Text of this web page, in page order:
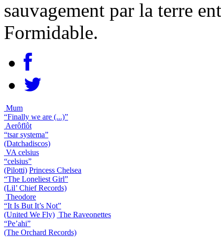
sauvagement par la terre
Formidable.
Mum
“Finally we are (...)”
Aerôflôt
“tsar systema”
(Datchadiscos)
VA celsius
“celsius”
(Pilotti) Princess Chelsea
“The Loneliest Girl”
(Lil’ Chief Records)
Theodore
“It Is But It’s Not”
(United We Fly) The Raveonettes
“Pe’ahi”
(The Orchard Records)